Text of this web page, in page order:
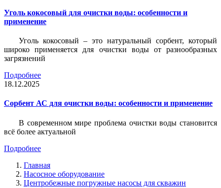
Уголь кокосовый для очистки воды: особенности и
применение
Уголь кокосовый – это натуральный сорбент, который
широко применяется для очистки воды от разнообразных
загрязнений
Подробнее
18.12.2025
Сорбент АС для очистки воды: особенности и применение
В современном мире проблема очистки воды становится
всё более актуальной
Подробнее
Главная
Насосное оборудование
Центробежные погружные насосы для скважин